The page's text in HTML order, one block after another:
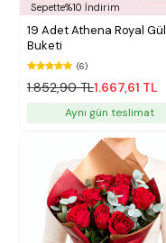
Sepette%10 İndirim
19 Adet Athena Royal Gül
Buketi
(6)
1.852,90 TL1.667,61 TL
Aynı gün teslimat